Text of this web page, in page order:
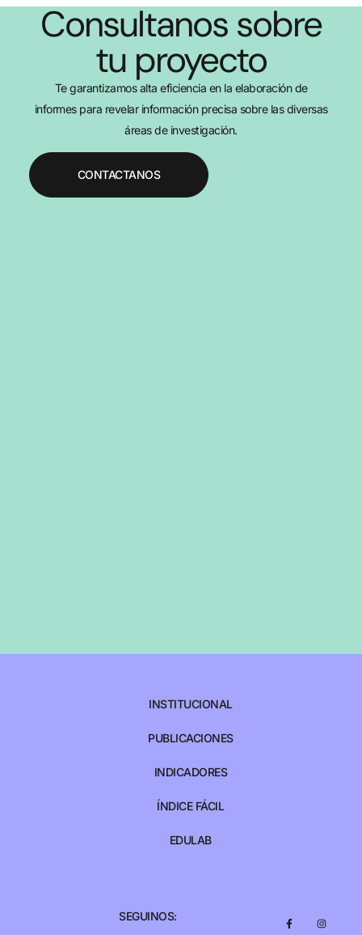
Consultanos sobre
tu proyecto
Te garantizamos alta eficiencia en la elaboración de
informes para revelar información precisa sobre las diversas
áreas de investigación.
CONTACTANOS
INSTITUCIONAL
PUBLICACIONES
INDICADORES
ÍNDICE FÁCIL
EDULAB
SEGUINOS: